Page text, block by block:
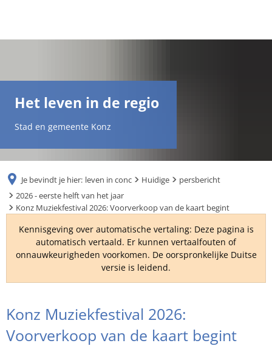
TR
UK
Het leven in de regio
Stad en gemeente Konz
Je bevindt je hier: leven in conc Huidige
persbericht
2026 - eerste helft van het jaar
Konz Muziekfestival 2026: Voorverkoop van de kaart begint
Kennisgeving over automatische vertaling: Deze pagina is
automatisch vertaald. Er kunnen vertaalfouten of
onnauwkeurigheden voorkomen. De oorspronkelijke Duitse
versie is leidend.
Konz Muziekfestival 2026:
Voorverkoop van de kaart begint